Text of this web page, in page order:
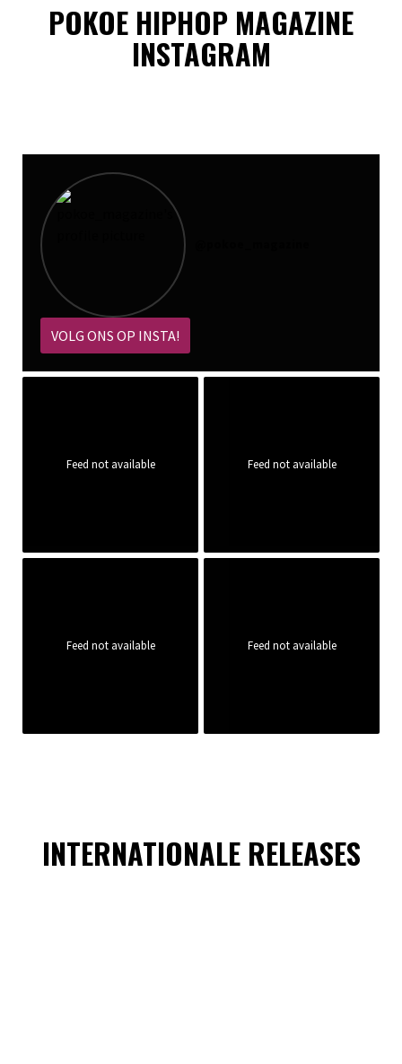
POKOE HIPHOP MAGAZINE
INSTAGRAM
VOLG ONS OP INSTA!
Feed not available Feed not available
Feed not available Feed not available
INTERNATIONALE RELEASES